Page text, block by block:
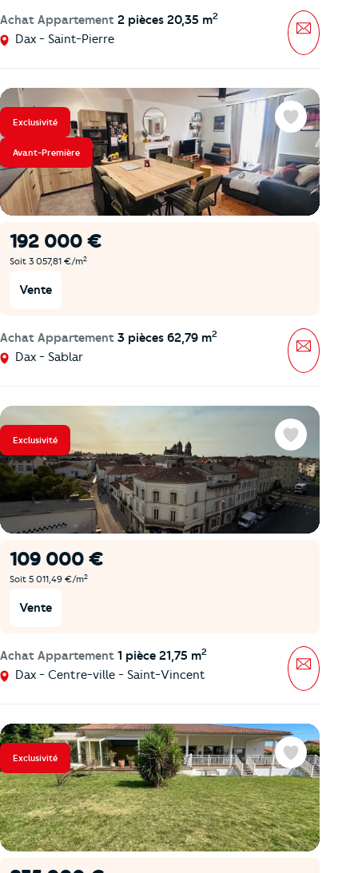
Achat Appartement 2 pièces 20,35 m2
Dax - Saint-Pierre
Message
Exclusivité
Avant-Première
192 000 €
Soit 3 057,81 €/m2
Vente
Achat Appartement 3 pièces 62,79 m2
Dax - Sablar
Favoris
Message
Exclusivité
109 000 €
Soit 5 011,49 €/m2
Vente
Achat Appartement 1 pièce 21,75 m2
Dax - Centre-ville - Saint-Vincent
Favoris
Message
Exclusivité Favoris